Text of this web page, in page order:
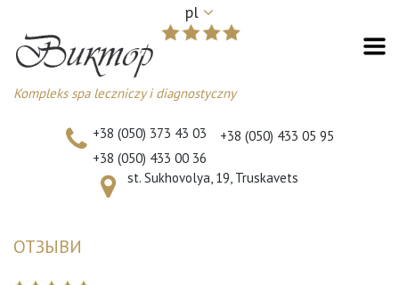
pl
Kompleks spa leczniczy i diagnostyczny
+38 (050) 373 43 03
+38 (050) 433 00 36
+38 (050) 433 05 95
st. Sukhovolya, 19, Truskavets
ОТЗЫВИ